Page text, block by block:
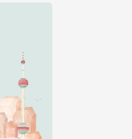
護中，本站同步暫